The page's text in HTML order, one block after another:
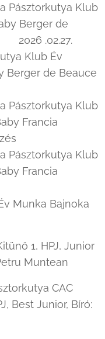
Pásztorkutya Klub
Berger de
2026 .02.27.
Klub Év
Berger de Beauce
Pásztorkutya Klub
Francia
Pásztorkutya Klub
Francia
Munka Bajnoka
1, HPJ, Junior
Muntean
CAC
Best Junior, Bíró: